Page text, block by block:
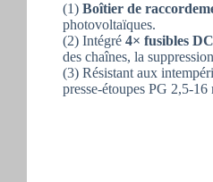
(1) Boîtier de
photovoltaïques.
(2) Intégré 4× fusibles
des chaînes, la
(3) Résistant aux
presse-étoupes PG 2,5-16